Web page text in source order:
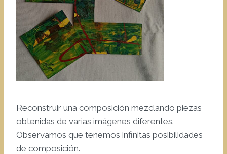
Reconstruir una composición mezclando piezas
obtenidas de varias imágenes diferentes.
Observamos que tenemos infinitas posibilidades
de composición.